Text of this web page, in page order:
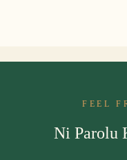
FEEL
Ni Parolu